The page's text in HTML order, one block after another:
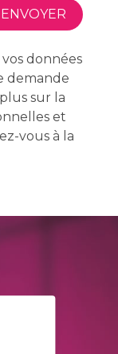
ENVOYER
données
demande
sur la
et
vous à la